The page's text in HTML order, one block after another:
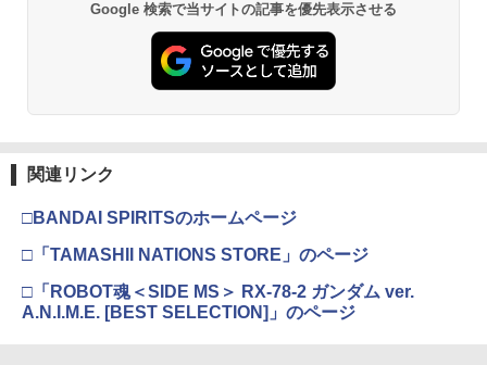
Google 検索で当サイトの記事を優先表示させる
関連リンク
□BANDAI SPIRITSのホームページ
□「TAMASHII NATIONS STORE」のページ
□「ROBOT魂＜SIDE MS＞ RX-78-2 ガンダム ver.
A.N.I.M.E. [BEST SELECTION]」のページ